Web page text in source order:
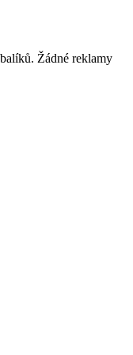
Žádné reklamy